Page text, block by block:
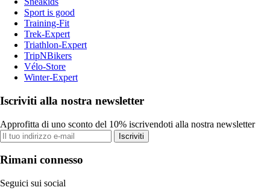
Sport is good
Training-Fit
Trek-Expert
Triathlon-Expert
TripNBikers
Vélo-Store
Winter-Expert
Iscriviti alla nostra newsletter
Approfitta di uno sconto del 10% iscrivendoti alla nostra newsletter
Iscriviti
Rimani connesso
Seguici sui social